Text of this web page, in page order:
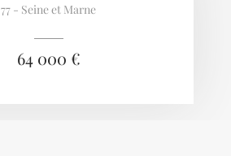
77 - Seine et Marne
64 000 €